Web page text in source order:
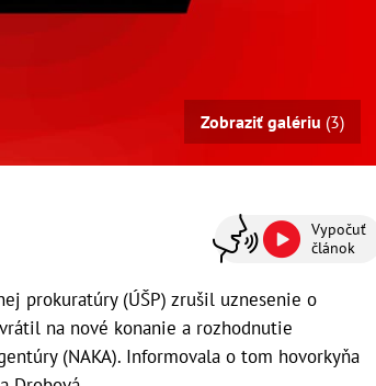
Zobraziť galériu (3)
Vypočuť
článok
prokuratúry (ÚŠP) zrušil uznesenie o
na nové konanie a rozhodnutie
(NAKA). Informovala o tom hovorkyňa